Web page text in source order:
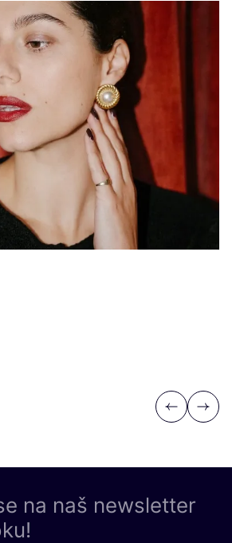
Previous
Next
na naš newsletter